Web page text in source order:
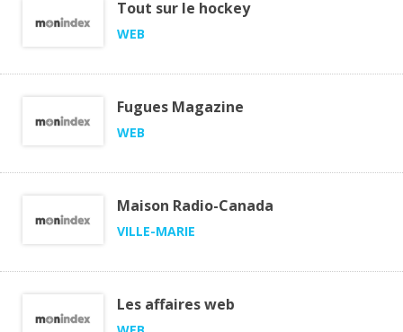
Tout sur le hockey
WEB
Fugues Magazine
WEB
Maison Radio-Canada
VILLE-MARIE
Les affaires web